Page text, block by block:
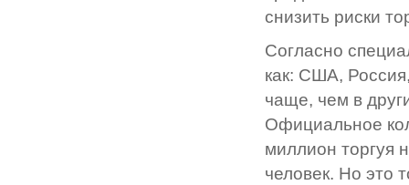
снизить риски
Согласно
как: США,
чаще, чем в
Официальное
миллион торгуя
человек. Но это